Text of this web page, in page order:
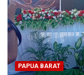
PAPUA BARAT